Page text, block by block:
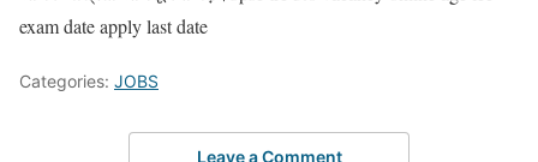
exam date apply last date
Categories: JOBS
Leave a Comment